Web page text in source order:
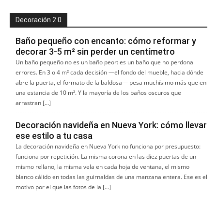
Decoración 2.0
Baño pequeño con encanto: cómo reformar y
decorar 3-5 m² sin perder un centímetro
Un baño pequeño no es un baño peor: es un baño que no perdona
errores. En 3 o 4 m² cada decisión —el fondo del mueble, hacia dónde
abre la puerta, el formato de la baldosa— pesa muchísimo más que en
una estancia de 10 m². Y la mayoría de los baños oscuros que
arrastran […]
Decoración navideña en Nueva York: cómo llevar
ese estilo a tu casa
La decoración navideña en Nueva York no funciona por presupuesto:
funciona por repetición. La misma corona en las diez puertas de un
mismo rellano, la misma vela en cada hoja de ventana, el mismo
blanco cálido en todas las guirnaldas de una manzana entera. Ese es el
motivo por el que las fotos de la […]